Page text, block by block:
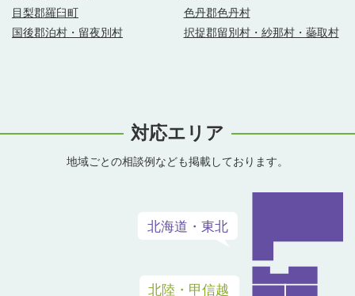
目梨郡羅臼町
色丹郡色丹村
国後郡泊村・留夜別村
択捉郡留別村・紗那村・蘂取村
対応エリア
地域ごとの相談例なども掲載しております。